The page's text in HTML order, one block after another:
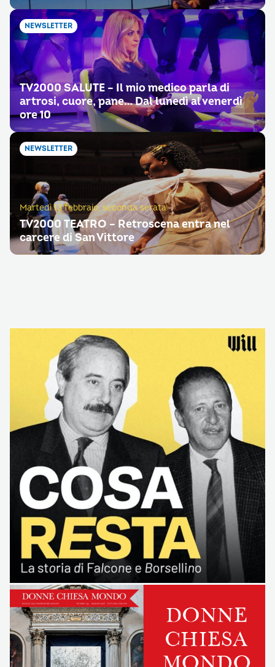
NEWSLETTER
TV2000 SALUTE – Il mio medico parla di
artrosi, cuore, pane… Dal lunedì al venerdì
ore 10
NEWSLETTER
Martedì 13 febbraio, seconda serata
TV2000 TEATRO – Retroscena entra nel
carcere di San Vittore